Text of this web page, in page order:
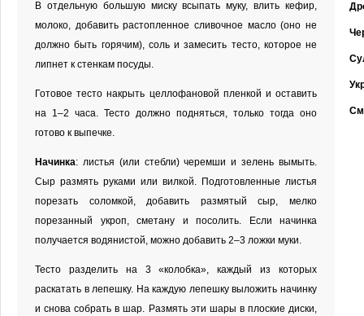
В отдельную большую миску всыпать муку, влить кефир,
молоко, добавить растопленное сливочное масло (оно не
должно быть горячим), соль и замесить тесто, которое не
липнет к стенкам посуды.
Готовое тесто накрыть целлофановой пленкой и оставить
на 1–2 часа. Тесто должно подняться, только тогда оно
готово к выпечке.
Начинка: листья (или стебли) черемши и зелень вымыть.
Сыр размять руками или вилкой. Подготовленные листья
порезать соломкой, добавить размятый сыр, мелко
порезанный укроп, сметану и посолить. Если начинка
получается водянистой, можно добавить 2–3 ложки муки.
Тесто разделить на 3 «колобка», каждый из которых
раскатать в лепешку. На каждую лепешку выложить начинку
и снова собрать в шар. Размять эти шары в плоские диски,